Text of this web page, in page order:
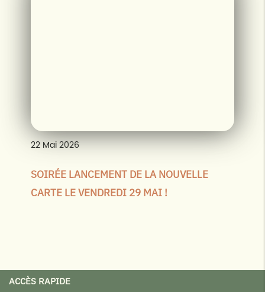
22 Mai2026
SOIRÉE LANCEMENT DE LA NOUVELLE
CARTE LE VENDREDI 29 MAI !
ACCÈS RAPIDE